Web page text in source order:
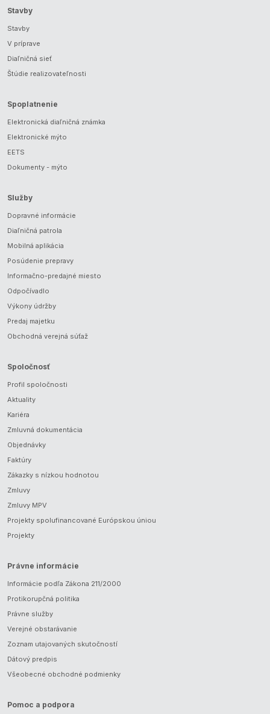
Stavby
Stavby
V príprave
Diaľničná sieť
Štúdie realizovateľnosti
Spoplatnenie
Elektronická diaľničná známka
Elektronické mýto
EETS
Dokumenty - mýto
Služby
Dopravné informácie
Diaľničná patrola
Mobilná aplikácia
Posúdenie prepravy
Informačno-predajné miesto
Odpočívadlo
Výkony údržby
Predaj majetku
Obchodná verejná súťaž
Spoločnosť
Profil spoločnosti
Aktuality
Kariéra
Zmluvná dokumentácia
Objednávky
Faktúry
Zákazky s nízkou hodnotou
Zmluvy
Zmluvy MPV
Projekty spolufinancované Európskou úniou
Projekty
Právne informácie
Informácie podľa Zákona 211/2000
Protikorupčná politika
Právne služby
Verejné obstarávanie
Zoznam utajovaných skutočností
Dátový predpis
Všeobecné obchodné podmienky
Pomoc a podpora